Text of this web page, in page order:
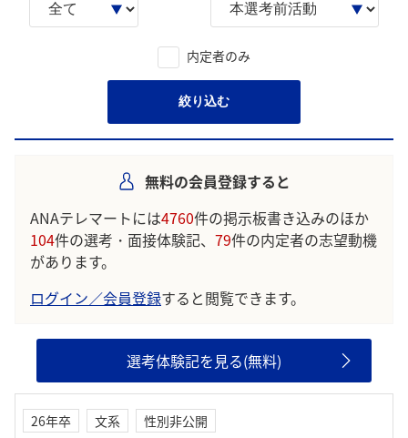
内定者のみ
絞り込む
無料の会員登録すると
ANAテレマートには4760件の掲示板書き込みのほか
104件の選考・面接体験記、 79件の内定者の志望動機
があります。
ログイン／会員登録すると閲覧できます。
選考体験記を見る(無料)
26年卒 文系
性別非公開